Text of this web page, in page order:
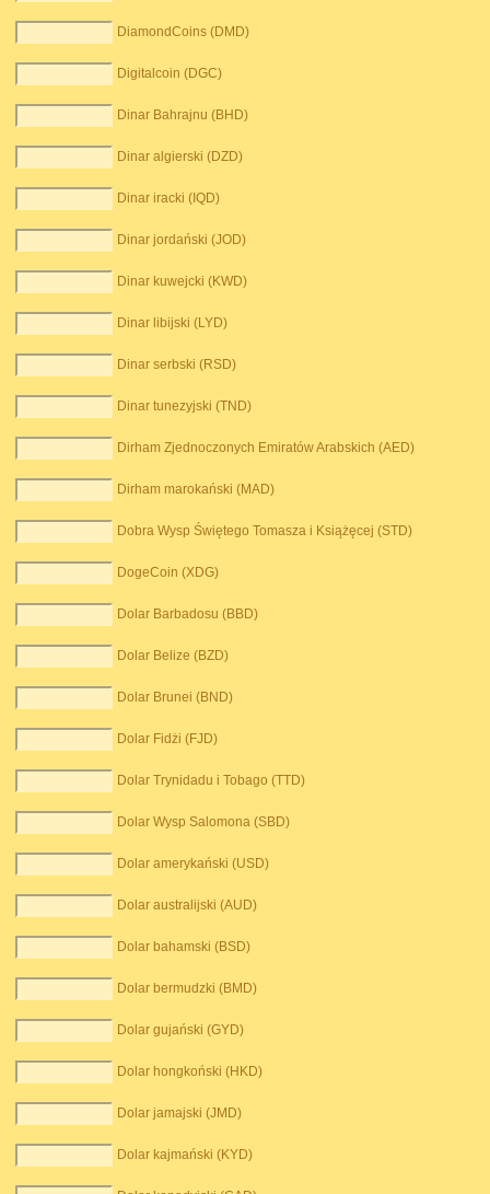
DiamondCoins (DMD)
Digitalcoin (DGC)
Dinar Bahrajnu (BHD)
Dinar algierski (DZD)
Dinar iracki (IQD)
Dinar jordański (JOD)
Dinar kuwejcki (KWD)
Dinar libijski (LYD)
Dinar serbski (RSD)
Dinar tunezyjski (TND)
Dirham Zjednoczonych Emiratów Arabskich (AED)
Dirham marokański (MAD)
Dobra Wysp Świętego Tomasza i Książęcej (STD)
DogeCoin (XDG)
Dolar Barbadosu (BBD)
Dolar Belize (BZD)
Dolar Brunei (BND)
Dolar Fidżi (FJD)
Dolar Trynidadu i Tobago (TTD)
Dolar Wysp Salomona (SBD)
Dolar amerykański (USD)
Dolar australijski (AUD)
Dolar bahamski (BSD)
Dolar bermudzki (BMD)
Dolar gujański (GYD)
Dolar hongkoński (HKD)
Dolar jamajski (JMD)
Dolar kajmański (KYD)